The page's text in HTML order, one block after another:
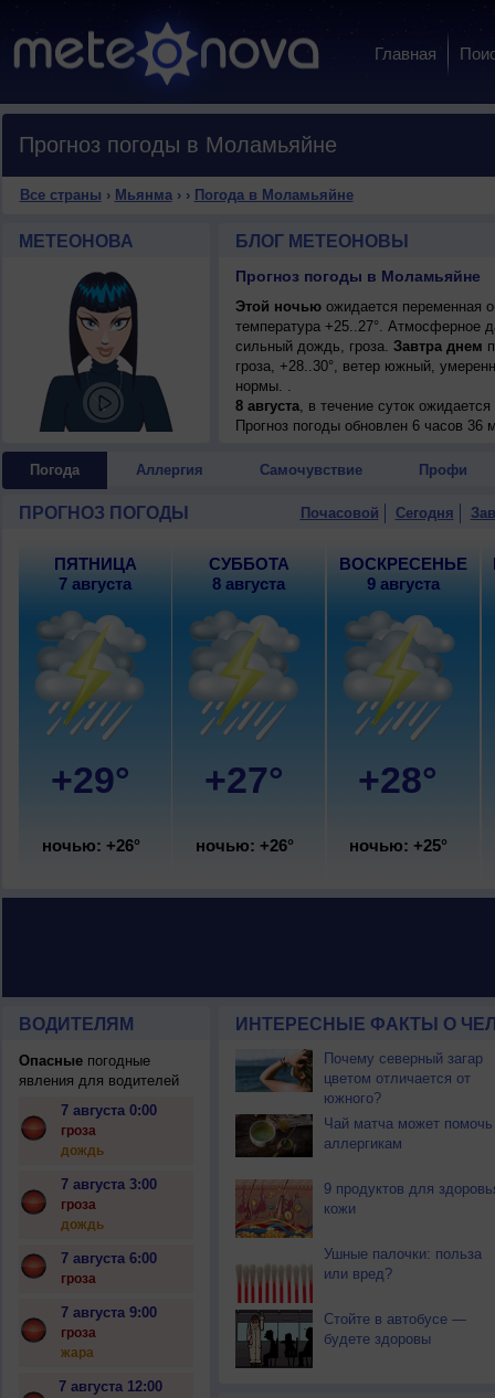
Главная
Прогноз погоды в Моламьяйне
Все страны › Мьянма› › Погода в Моламьяйне
МЕТЕОНОВА БЛОГ МЕТЕОНОВЫ
Прогноз погоды в Моламьяйне
Этой ночьюожидается переменная
температура +25..27°. Атмосферное
сильный дождь, гроза. Завтра днем
гроза, +28..30°, ветер южный,
нормы. .
8 августа, в течение суток
возможна гроза; ночью +25..27°,
возможна гроза; ночью +24..26°,
ночью +25..27°, днем +27..29°,
Прогноз погоды обновлен 6 часов 36
Погода Аллергия Самочувствие Профи
ПРОГНОЗ ПОГОДЫ Почасовой Сегодня
ПЯТНИЦА
7 августа
+29°
ночью: +26°
СУББОТА
8 августа
+27°
ночью: +26°
ВОСКРЕСЕНЬЕ
9 августа
+28°
ночью: +25°
ВОДИТЕЛЯМ
Опасныепогодные
явления для водителей
7 августа 0:00
гроза
дождь
7 августа 3:00
гроза
дождь
7 августа 6:00
гроза
7 августа 9:00
гроза
жара
7 августа 12:00
ИНТЕРЕСНЫЕ ФАКТЫ О
Почему северный загар
цветом отличается от
южного?
Чай матча может помочь
аллергикам
9 продуктов для
кожи
Ушные палочки: польза
или вред?
Стойте в автобусе —
будете здоровы